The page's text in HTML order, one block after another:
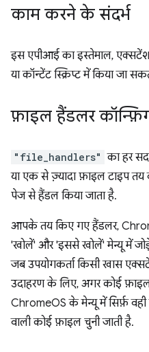
काम करने के संदर्भ
इस एपीआई का इस्तेमाल,
या कॉन्टेंट स्क्रिप्ट में किया जा
फ़ाइल हैंडलर
"file_handlers" का हर
या एक से ज़्यादा फ़ाइल टाइप
पेज से हैंडल किया जाता है.
आपके तय किए गए हैंडलर,
'खोलें' और 'इससे खोलें' मेन्यू में
जब उपयोगकर्ता किसी खास
उदाहरण के लिए, अगर कोई
ChromeOS के मेन्यू में सिर्फ़
वाली कोई फ़ाइल चुनी जाती है.